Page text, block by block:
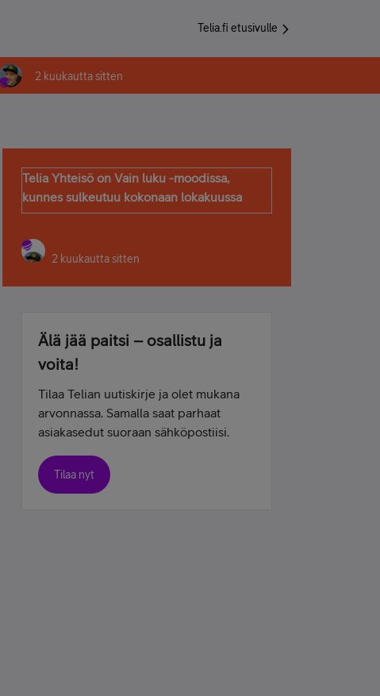
Telia.fi etusivulle
2 kuukautta sitten
Telia Yhteisö on Vain luku -moodissa,
kunnes sulkeutuu kokonaan lokakuussa
2 kuukautta sitten
Älä jää paitsi – osallistu ja
voita!
Tilaa Telian uutiskirje ja olet mukana
arvonnassa. Samalla saat parhaat
asiakasedut suoraan sähköpostiisi.
Tilaa nyt